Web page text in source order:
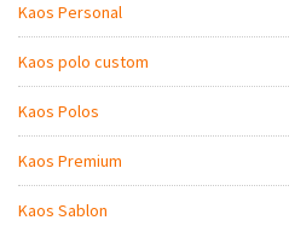
Kaos Personal
Kaos polo custom
Kaos Polos
Kaos Premium
Kaos Sablon